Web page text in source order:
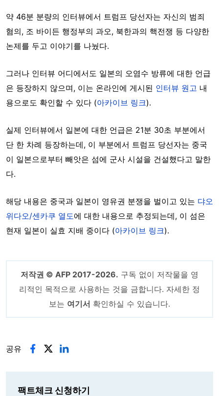
약 46분 분량의 인터뷰에서 트럼프 당선자는 자신의 범죄
혐의, 조 바이든 행정부의 과오, 북한과의 핵전쟁 등 다양한
논제를 두고 이야기를 나눴다.
그러나 인터뷰 어디에서도 일본의 오염수 방류에 대한 언급
은 등장하지 않으며, 이는 온라인에 게시된 인터뷰 원고 내
용으로도 확인할 수 있다 (아카이브 링크).
실제 인터뷰에서 일본에 대한 언급은 21분 30초 부분에서
단 한 차례 등장하는데, 이 부분에서 트럼프 당선자는 중국
이 일본으로부터 빼앗은 섬에 군사 시설을 건설했다고 말한
다.
해당 내용은 중국과 일본이 영유권 분쟁을 벌이고 있는 댜오
위다오/센카쿠 열도에 대한 내용으로 추정되는데, 이 섬은
현재 일본이 실효 지배 중이다 (아카이브 링크).
저작권 © AFP 2017-2026. 구독 없이 저작물을 영
리적인 목적으로 사용하는 것을 금합니다. 자세한 정
보는 여기서 확인하실 수 있습니다.
공유
팩트체크 신청하기